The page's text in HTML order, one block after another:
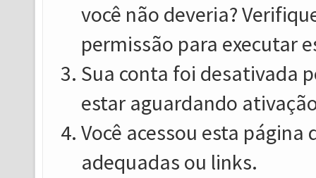
você não deveria?
permissão para executar
Sua conta foi desativada
estar aguardando
Você acessou esta
adequadas ou links.